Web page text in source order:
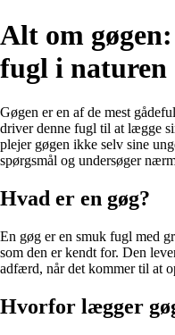
Alt om
fugl i naturen
Gøgen er en af de mest
driver denne fugl til at lægge
plejer gøgen ikke selv sine
spørgsmål og undersøger
Hvad er en gøg?
En gøg er en smuk fugl med
som den er kendt for. Den
adfærd, når det kommer til at
Hvorfor lægger